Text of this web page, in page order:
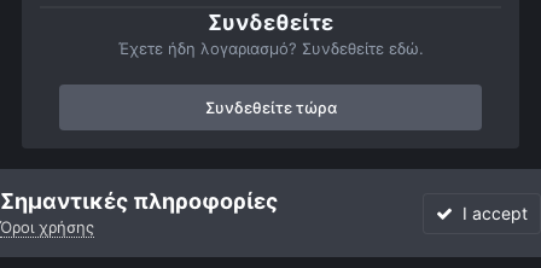
Συνδεθείτε
Έχετε ήδη λογαριασμό? Συνδεθείτε εδώ.
Συνδεθείτε τώρα
Αρχή Αστροφωτογραφίες Σελήνη
Σημαντικές πληροφορίες
Όροι χρήσης
I accept
Forum